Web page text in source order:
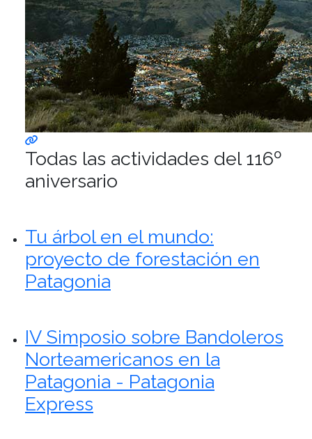
Todas las actividades del 116º
aniversario
Tu árbol en el mundo:
proyecto de forestación en
Patagonia
IV Simposio sobre Bandoleros
Norteamericanos en la
Patagonia - Patagonia
Express